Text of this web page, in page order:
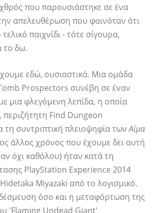
που παρουσιάστηκε σε ένα
απελευθέρωση που φαινόταν ότι
παιχνίδι - τότε σίγουρα,
το δω.
εδώ, ουσιαστικά. Μια ομάδα
Prospectors συνέβη σε έναν
μια φλεγόμενη λεπίδα, η οποία
περιζήτητη Find Dungeon
τη συντριπτική πλειοψηφία τωνΑίμα
άλλος χρόνος που έχουμε δει αυτή
όχι καθόλου) ήταν κατά τη
PlayStation Experience 2014
Miyazaki από το λογισμικό.
όσο και η μεταφόρτωση της
'Flaming Undead Giant'